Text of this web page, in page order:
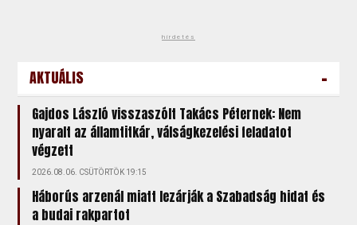
hirdetés
AKTUÁLIS -
Gajdos László visszaszólt Takács Péternek: Nem
nyaralt az államtitkár, válságkezelési feladatot
végzett
2026.08.06. CSÜTÖRTÖK 19:15
Háborús arzenál miatt lezárják a Szabadság hidat és
a budai rakpartot